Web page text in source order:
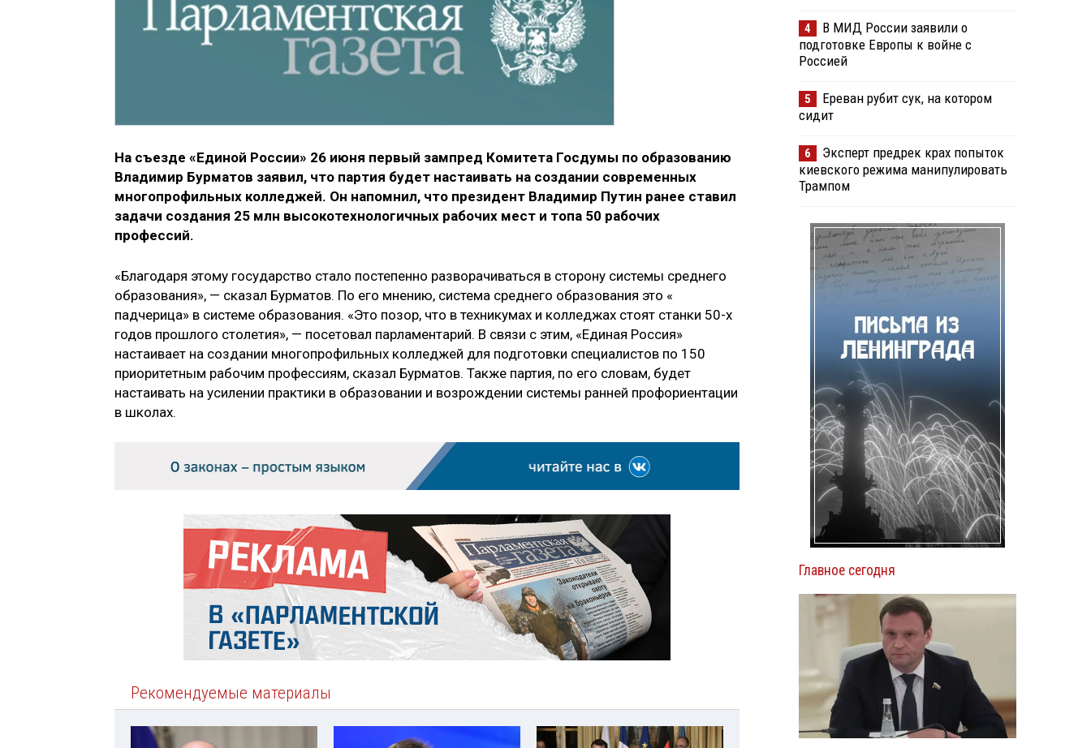
На cъезде «Единой России» 26 июня первый зампред Комитета Госдумы по образованию
Владимир Бурматов заявил, что партия будет настаивать на создании современных
многопрофильных колледжей. Он напомнил, что президент Владимир Путин ранее ставил
задачи создания 25 млн высокотехнологичных рабочих мест и топа 50 рабочих
профессий.
«Благодаря этому государство стало постепенно разворачиваться в сторону системы среднего
образования», — сказал Бурматов. По его мнению, система среднего образования это «
падчерица» в системе образования. «Это позор, что в техникумах и колледжах стоят станки 50-х
годов прошлого столетия», — посетовал парламентарий. В связи с этим, «Единая Россия»
настаивает на создании многопрофильных колледжей для подготовки специалистов по 150
приоритетным рабочим профессиям, сказал Бурматов. Также партия, по его словам, будет
настаивать на усилении практики в образовании и возрождении системы ранней профориентации
в школах.
Рекомендуемые материалы
4
В МИД России заявили о
подготовке Европы к войне с
Россией
5
Ереван рубит сук, на котором
сидит
6
Эксперт предрек крах попыток
киевского режима манипулировать
Трампом
Главное сегодня